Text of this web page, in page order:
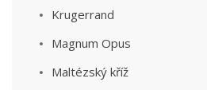
Krugerrand
Magnum Opus
Maltézský kříž